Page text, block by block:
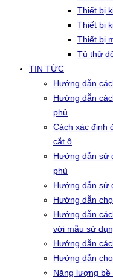
Thiết bị
Thiết bị
Thiết bị
Tủ thử
TIN TỨC
Hướng dẫn
Hướng dẫn
phủ
Cách xác định
cắt ô
Hướng dẫn sử
phủ
Hướng dẫn sử
Hướng dẫn
Hướng dẫn
với mẫu sử
Hướng dẫn
Hướng dẫn
Năng lượng